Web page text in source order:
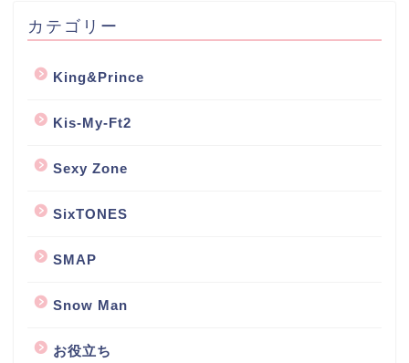
カテゴリー
King&Prince
Kis-My-Ft2
Sexy Zone
SixTONES
SMAP
Snow Man
お役立ち